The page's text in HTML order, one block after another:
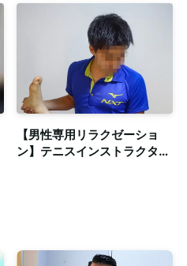
ト◎個室・出張
【男性専用リラクゼーショ
ン】テニスインストラクター